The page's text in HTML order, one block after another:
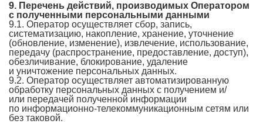
9. Перечень действий, производимых Оператором
с полученными персональными данными
9.1. Оператор осуществляет сбор, запись,
систематизацию, накопление, хранение, уточнение
(обновление, изменение), извлечение, использование,
передачу (распространение, предоставление, доступ),
обезличивание, блокирование, удаление
и уничтожение персональных данных.
9.2. Оператор осуществляет автоматизированную
обработку персональных данных с получением и/
или передачей полученной информации
по информационно-телекоммуникационным сетям или
без таковой.